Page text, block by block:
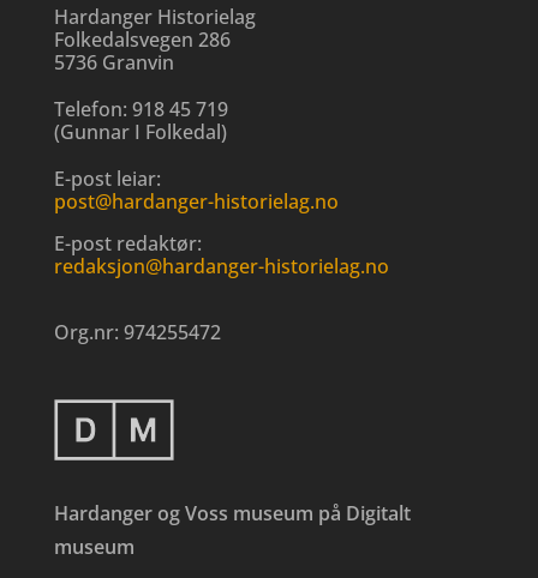
Hardanger Historielag
Folkedalsvegen 286
5736 Granvin
Telefon: 918 45 719
(Gunnar I Folkedal)
E-post leiar:
post@hardanger-historielag.no
E-post redaktør:
redaksjon@hardanger-historielag.no
Org.nr: 974255472
Hardanger og Voss museum på Digitalt
museum